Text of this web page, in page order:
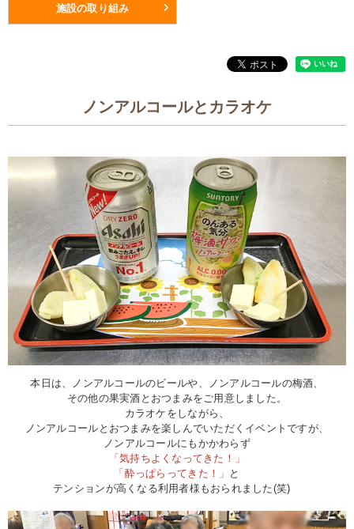
施設の取り組み
ノンアルコールとカラオケ
本日は、ノンアルコールのビールや、ノンアルコールの梅酒、
その他の果実酒とおつまみをご用意しました。
カラオケをしながら、
ノンアルコールとおつまみを楽しんでいただくイベントですが、
ノンアルコールにもかかわらず
「気持ちよくなってきた！」
「酔っぱらってきた！」 と
テンションが高くなる利用者様もおられました(笑)